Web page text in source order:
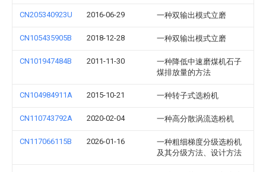
CN205340923U 2016-06-29 一种双输出模式立磨
CN105435905B 2018-12-28 一种双输出模式立磨
CN101947484B 2011-11-30
一种降低中速磨煤机石子
煤排放量的方法
CN104984911A 2015-10-21 一种转子式选粉机
CN110743792A 2020-02-04 一种高分散涡流选粉机
CN117066115B 2026-01-16
一种粗细梯度分级选粉机
及其分级方法、设计方法